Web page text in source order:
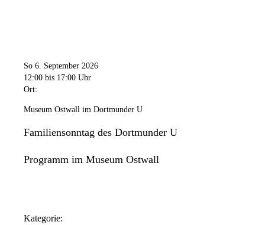
So 6. September 2026
12:00 bis 17:00 Uhr
Ort:
Museum Ostwall im Dortmunder U
Familiensonntag des Dortmunder U
Programm im Museum Ostwall
Kategorie: